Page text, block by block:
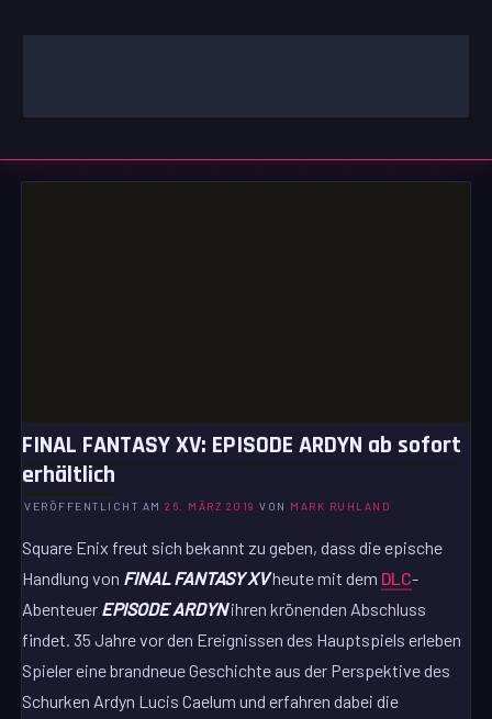
Inhalt
FINAL FANTASY XV: EPISODE ARDYN ab sofort
erhältlich
VERÖFFENTLICHT AM26. MÄRZ 2019 VON MARK RUHLAND
Square Enix freut sich bekannt zu geben, dass die epische
Handlung von FINAL FANTASYXVheute mit dem DLC-
Abenteuer EPISODE ARDYNihren krönenden Abschluss
findet. 35 Jahre vor den Ereignissen des Hauptspiels erleben
Spieler eine brandneue Geschichte aus der Perspektive des
Schurken Ardyn Lucis Caelum und erfahren dabei die